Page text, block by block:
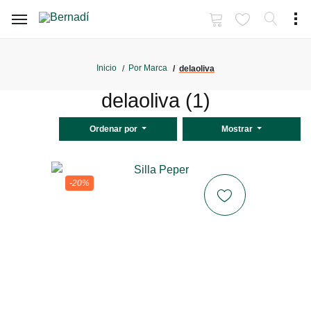
Inicio Por Marca delaoliva
delaoliva (1)
Ordenar por Mostrar
-20%